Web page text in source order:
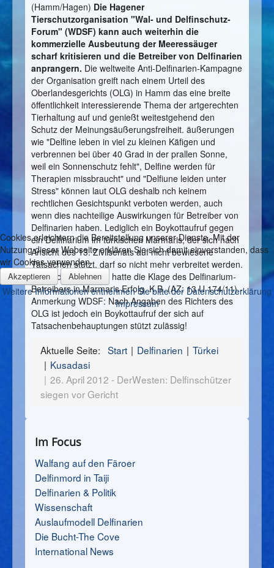
(Hamm/Hagen) Die Hagener
Tierschutzorganisation "Wal- und Delfinschutz-
Forum" (WDSF) kann auch weiterhin die
kommerzielle Ausbeutung der Meeressäuger
scharf kritisieren und die Betreiber von Delfinarien
anprangern. Die weltweite Anti-Delfinarien-Kampagne
der Organisation greift nach einem Urteil des
Oberlandesgerichts (OLG) in Hamm das eine breite
öffentlichkeit interessierende Thema der artgerechten
Tierhaltung auf und genießt weitestgehend den
Schutz der Meinungsäußerungsfreiheit. äußerungen
wie "Delfine leben in viel zu kleinen Käfigen und
verbrennen bei über 40 Grad in der prallen Sonne,
weil ein Sonnenschutz fehlt", Delfine werden für
Therapien missbraucht" und "Delfiune leiden unter
Stress" können laut OLG deshalb nch keinem
rechtlichen Gesichtspunkt verboten werden, auch
wenn dies nachteilige Auswirkungen für Betreiber von
Delfinarien haben. Lediglich ein Boykottaufruf gegen
ein Delfinarium im türkischen Marmaris, der sich nach
Ansicht des 13. Zivilsenats auf nicht bewiesene
Tatsachen stützt, darf so nicht mehr verbreitet werden.
Nur in diesem Punkt hatte die Klage des Delfinarium-
Betreibers in Marmaris Erfolg. K.B. (AZ: 13 U 174/11) -
Anmerkung WDSF: Nach Angaben des Richters des
OLG ist jedoch ein Boykottaufruf der sich auf
Tatsachenbehauptungen stützt zulässig!
Aktuelle Seite: Start Delfinarien
Türkei
Kusadasi
26. April 2012 - DerWesten: Delfinschützer
siegen vor Gericht
Im Focus
Walfang auf den Färoer
Delfinmord in Taiji
Delfinarien & Politik
Wissenschaft
Auslaufmodell Delfinarien
Die Bucht-The Cove
International News
Cookies erleichtern die Bereitstellung unserer Dienste. Mit der
Nutzung dieser Webseite erklären Sie sich damit einverstanden, dass
wir Cookies verwenden
Akzeptieren Ablehnen
Weitere Informationen entnehmen Sie bitte der Datenschutzerklärung
Impressum